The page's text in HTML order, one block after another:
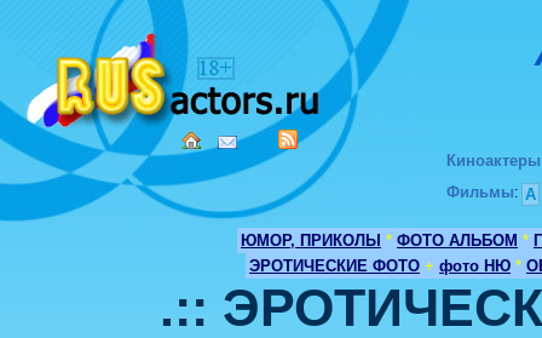
Киноактеры
Фильмы: А
ЮМОР, ПРИКОЛЫ * ФОТО АЛЬБОМ *
ЭРОТИЧЕСКИЕ ФОТО + фото НЮ *
.::